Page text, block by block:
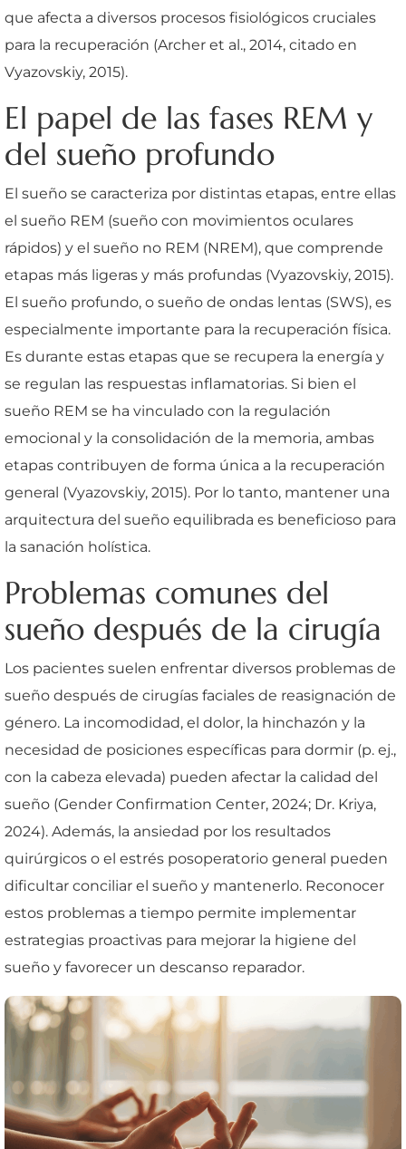
que afecta a diversos procesos fisiológicos cruciales
para la recuperación (Archer et al., 2014, citado en
Vyazovskiy, 2015).
El papel de las fases REM y
del sueño profundo
El sueño se caracteriza por distintas etapas, entre ellas
el sueño REM (sueño con movimientos oculares
rápidos) y el sueño no REM (NREM), que comprende
etapas más ligeras y más profundas (Vyazovskiy, 2015).
El sueño profundo, o sueño de ondas lentas (SWS), es
especialmente importante para la recuperación física.
Es durante estas etapas que se recupera la energía y
se regulan las respuestas inflamatorias. Si bien el
sueño REM se ha vinculado con la regulación
emocional y la consolidación de la memoria, ambas
etapas contribuyen de forma única a la recuperación
general (Vyazovskiy, 2015). Por lo tanto, mantener una
arquitectura del sueño equilibrada es beneficioso para
la sanación holística.
Problemas comunes del
sueño después de la cirugía
Los pacientes suelen enfrentar diversos problemas de
sueño después de cirugías faciales de reasignación de
género. La incomodidad, el dolor, la hinchazón y la
necesidad de posiciones específicas para dormir (p. ej.,
con la cabeza elevada) pueden afectar la calidad del
sueño (Gender Confirmation Center, 2024; Dr. Kriya,
2024). Además, la ansiedad por los resultados
quirúrgicos o el estrés posoperatorio general pueden
dificultar conciliar el sueño y mantenerlo. Reconocer
estos problemas a tiempo permite implementar
estrategias proactivas para mejorar la higiene del
sueño y favorecer un descanso reparador.